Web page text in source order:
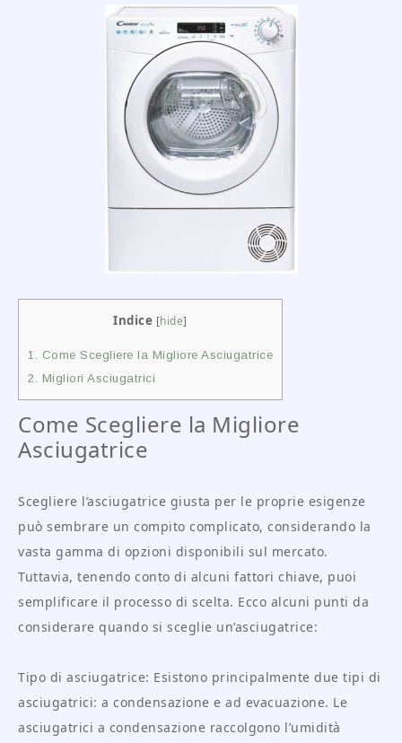
Indice [hide]
1. Come Scegliere la Migliore Asciugatrice
2. Migliori Asciugatrici
Come Scegliere la Migliore
Asciugatrice
Scegliere l’asciugatrice giusta per le proprie esigenze
può sembrare un compito complicato, considerando la
vasta gamma di opzioni disponibili sul mercato.
Tuttavia, tenendo conto di alcuni fattori chiave, puoi
semplificare il processo di scelta. Ecco alcuni punti da
considerare quando si sceglie un’asciugatrice:
Tipo di asciugatrice: Esistono principalmente due tipi di
asciugatrici: a condensazione e ad evacuazione. Le
asciugatrici a condensazione raccolgono l’umidità